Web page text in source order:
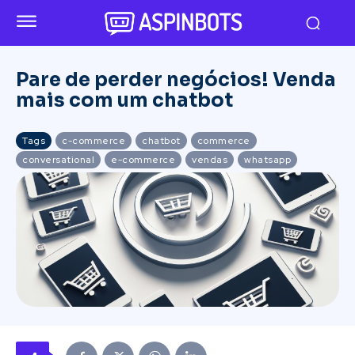
Pare de perder negócios! Venda
mais com um chatbot
Tags c-commerce chatbot
commerce
conversational
e-commerce vendas whatsapp